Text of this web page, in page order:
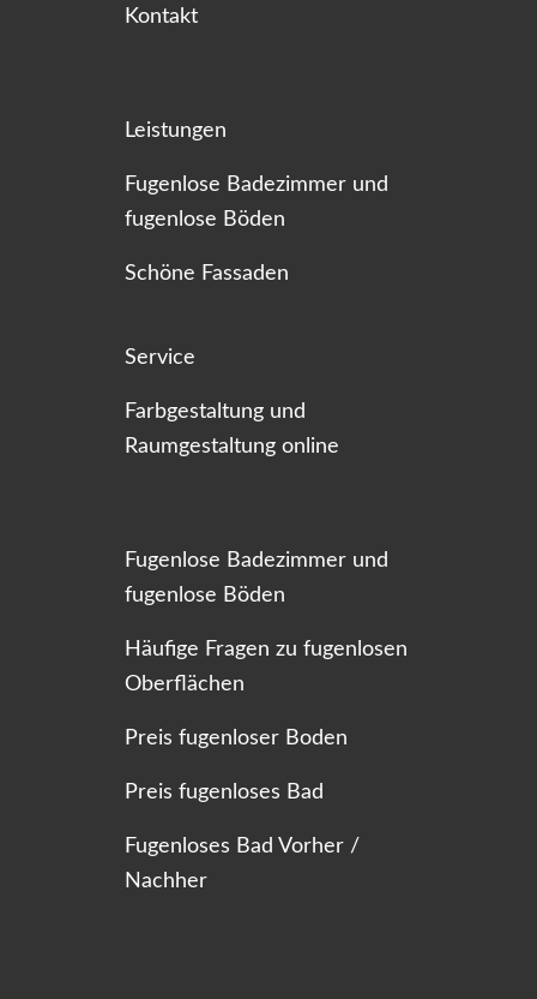
Kontakt
Leistungen
Fugenlose Badezimmer und
fugenlose Böden
Schöne Fassaden
Service
Farbgestaltung und
Raumgestaltung online
Fugenlose Badezimmer und
fugenlose Böden
Häufige Fragen zu fugenlosen
Oberflächen
Preis fugenloser Boden
Preis fugenloses Bad
Fugenloses Bad Vorher /
Nachher